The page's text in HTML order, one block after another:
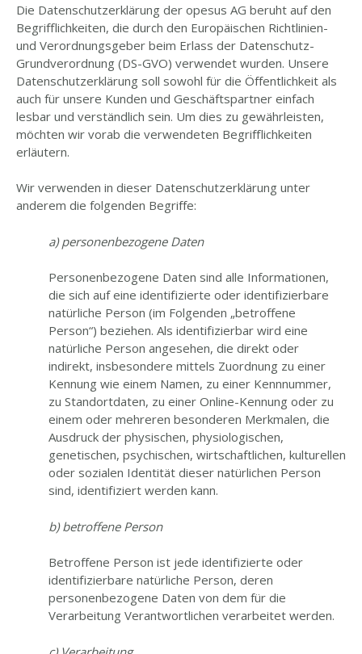
Die Datenschutzerklärung der opesus AG beruht auf den
Begrifflichkeiten, die durch den Europäischen Richtlinien-
und Verordnungsgeber beim Erlass der Datenschutz-
Grundverordnung (DS-GVO) verwendet wurden. Unsere
Datenschutzerklärung soll sowohl für die Öffentlichkeit als
auch für unsere Kunden und Geschäftspartner einfach
lesbar und verständlich sein. Um dies zu gewährleisten,
möchten wir vorab die verwendeten Begrifflichkeiten
erläutern.
Wir verwenden in dieser Datenschutzerklärung unter
anderem die folgenden Begriffe:
a) personenbezogene Daten
Personenbezogene Daten sind alle Informationen,
die sich auf eine identifizierte oder identifizierbare
natürliche Person (im Folgenden „betroffene
Person“) beziehen. Als identifizierbar wird eine
natürliche Person angesehen, die direkt oder
indirekt, insbesondere mittels Zuordnung zu einer
Kennung wie einem Namen, zu einer Kennnummer,
zu Standortdaten, zu einer Online-Kennung oder zu
einem oder mehreren besonderen Merkmalen, die
Ausdruck der physischen, physiologischen,
genetischen, psychischen, wirtschaftlichen, kulturellen
oder sozialen Identität dieser natürlichen Person
sind, identifiziert werden kann.
b) betroffene Person
Betroffene Person ist jede identifizierte oder
identifizierbare natürliche Person, deren
personenbezogene Daten von dem für die
Verarbeitung Verantwortlichen verarbeitet werden.